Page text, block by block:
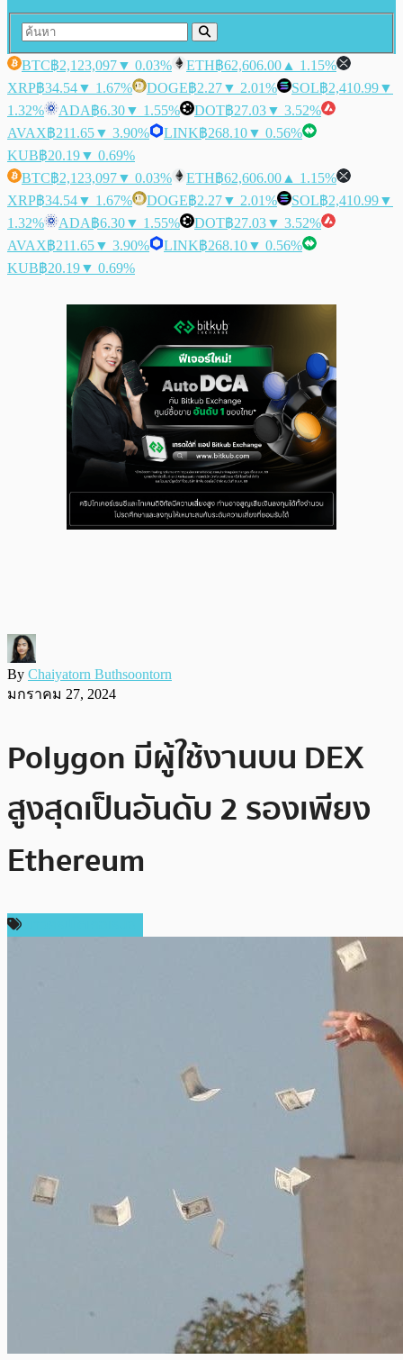
BTC฿2,123,097▼ 0.03% ETH฿62,606.00 ▲ 1.15%
XRP฿34.54▼ 1.67% DOGE฿2.27▼ 2.01% SOL฿2,410.99▼
1.32%
ADA฿6.30▼ 1.55% DOT฿27.03▼ 3.52%
AVAX฿211.65▼ 3.90% LINK฿268.10▼ 0.56%
KUB฿20.19▼ 0.69%
BTC฿2,123,097▼ 0.03% ETH฿62,606.00 ▲ 1.15%
XRP฿34.54▼ 1.67% DOGE฿2.27▼ 2.01% SOL฿2,410.99▼
1.32%
ADA฿6.30▼ 1.55% DOT฿27.03▼ 3.52%
AVAX฿211.65▼ 3.90% LINK฿268.10▼ 0.56%
KUB฿20.19▼ 0.69%
By Chaiyatorn Buthsoontorn
มกราคม 27, 2024
Polygon มีผู้ใช้งานบน DEX
สูงสุดเป็นอันดับ 2 รองเพียง
Ethereum